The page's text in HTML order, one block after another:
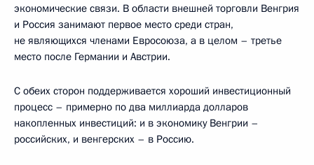
экономические связи. В области внешней торговли Венгрия
и Россия занимают первое место среди стран,
не являющихся членами Евросоюза, а в целом – третье
место после Германии и Австрии.
С обеих сторон поддерживается хороший инвестиционный
процесс – примерно по два миллиарда долларов
накопленных инвестиций: и в экономику Венгрии –
российских, и венгерских – в Россию.